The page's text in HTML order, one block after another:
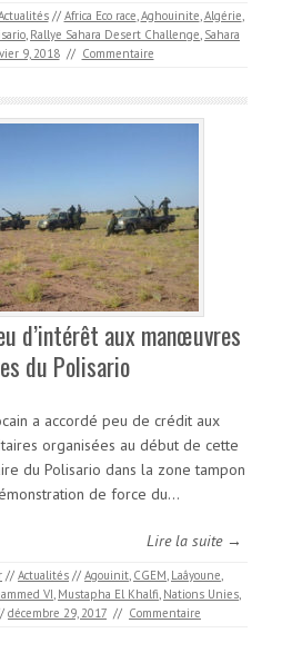
// Africa Eco race,Aghouinite,Algérie,
, Rallye Sahara Desert Challenge, Sahara
9, 2018 // Commentaire
d’intérêt aux manœuvres
du Polisario
a accordé peu de crédit aux
organisées au début de cette
du Polisario dans la zone tampon
de force du…
Lire la suite →
// Actualités // Agouinit, CGEM, Laâyoune,
VI, Mustapha El Khalfi, Nations Unies,
décembre 29, 2017 // Commentaire